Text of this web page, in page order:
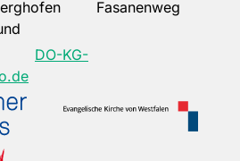
Fasanenweg
DO-KG-